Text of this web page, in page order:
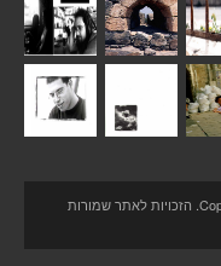
Copyright 2012 Piccolo Theme. All rights reserved. הזכויות לאתר שמורות